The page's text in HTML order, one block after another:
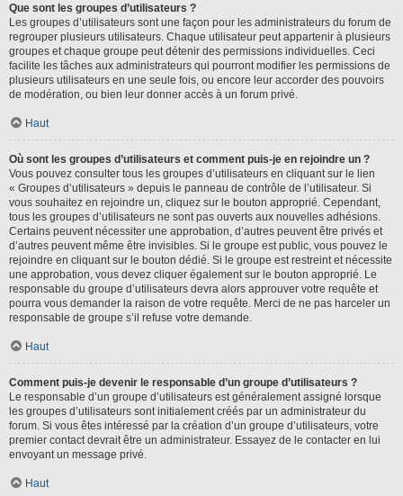
Que sont les groupes d’utilisateurs ?
Les groupes d’utilisateurs sont une façon pour les administrateurs du forum de
regrouper plusieurs utilisateurs. Chaque utilisateur peut appartenir à plusieurs
groupes et chaque groupe peut détenir des permissions individuelles. Ceci
facilite les tâches aux administrateurs qui pourront modifier les permissions de
plusieurs utilisateurs en une seule fois, ou encore leur accorder des pouvoirs
de modération, ou bien leur donner accès à un forum privé.
Haut
Où sont les groupes d’utilisateurs et comment puis-je en rejoindre un ?
Vous pouvez consulter tous les groupes d’utilisateurs en cliquant sur le lien
« Groupes d’utilisateurs » depuis le panneau de contrôle de l’utilisateur. Si
vous souhaitez en rejoindre un, cliquez sur le bouton approprié. Cependant,
tous les groupes d’utilisateurs ne sont pas ouverts aux nouvelles adhésions.
Certains peuvent nécessiter une approbation, d’autres peuvent être privés et
d’autres peuvent même être invisibles. Si le groupe est public, vous pouvez le
rejoindre en cliquant sur le bouton dédié. Si le groupe est restreint et nécessite
une approbation, vous devez cliquer également sur le bouton approprié. Le
responsable du groupe d’utilisateurs devra alors approuver votre requête et
pourra vous demander la raison de votre requête. Merci de ne pas harceler un
responsable de groupe s’il refuse votre demande.
Haut
Comment puis-je devenir le responsable d’un groupe d’utilisateurs ?
Le responsable d’un groupe d’utilisateurs est généralement assigné lorsque
les groupes d’utilisateurs sont initialement créés par un administrateur du
forum. Si vous êtes intéressé par la création d’un groupe d’utilisateurs, votre
premier contact devrait être un administrateur. Essayez de le contacter en lui
envoyant un message privé.
Haut